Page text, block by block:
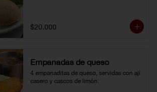
$20.000
Empanadas de queso
4 empanaditas de queso, servidas con ají
casero y cascos de limón.